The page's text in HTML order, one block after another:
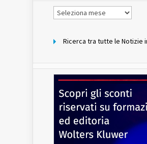
Notizie
per
Ricerca tra tutte le Notizie